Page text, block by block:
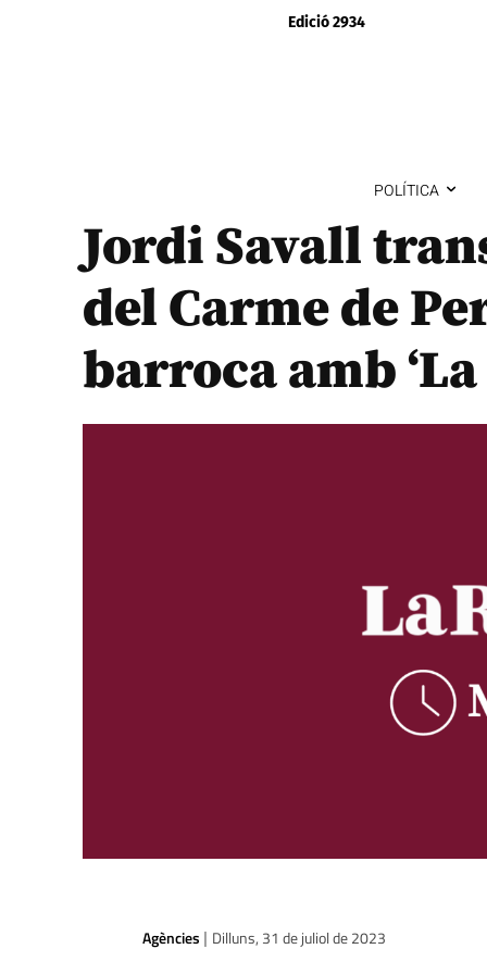
Edició 2934
POLÍTICA
Jordi Savall
del Carme de
barroca amb
Agències | Dilluns, 31 de juliol de 2023